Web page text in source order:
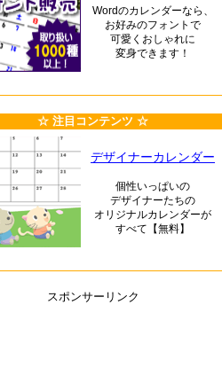
Wordのカレンダーなら、
お好みのフォントで
可愛くおしゃれに
変身できます！
☆ 注目コンテンツ ☆
デザイナーカレンダー
個性いっぱいの
デザイナーたちの
オリジナルカレンダーが
すべて【無料】
スポンサーリンク